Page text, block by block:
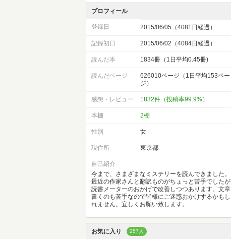
プロフィール
登録日 2015/06/05（4081日経過）
記録初日 2015/06/02（4084日経過）
読んだ本 1834冊（1日平均0.45冊)
読んだページ
626010ページ（1日平均153ペー
ジ）
感想・レビュー 1832件（投稿率99.9%）
本棚 2棚
性別 女
現住所 東京都
自己紹介
今まで、さまざまなミステリーを読んできました。
最近の作家さんと翻訳ものがちょっと苦手でしたが
読書メーターのおかげで改善しつつあります。文章
書くのも苦手なので皆様にご迷惑おかけするかもし
れません。宜しくお願い致します。
お気に入り 257人